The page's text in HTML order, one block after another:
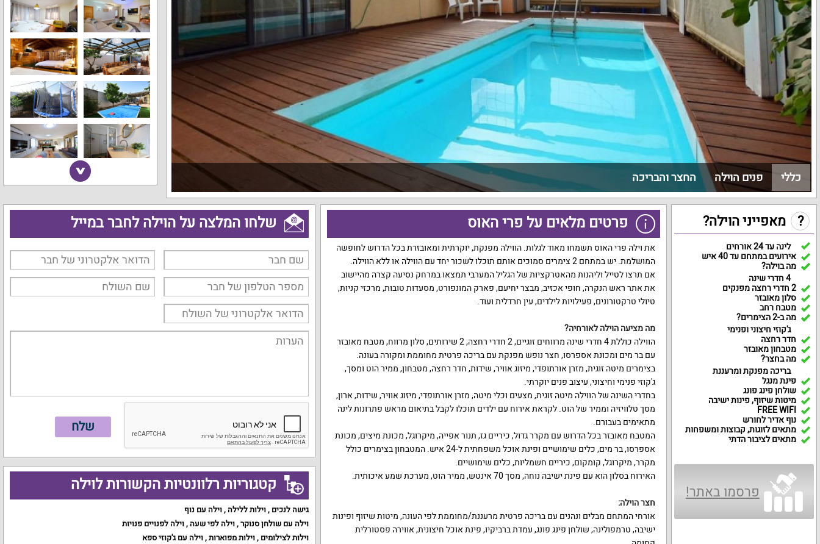
כללי פנים הוילה החצר והבריכה
? מאפייני הוילה?
לינה עד 24 אורחים
אירועים במתחם עד 40 איש
מה בוילה?
4 חדרי שינה
2 חדרי רחצה מפנקים
סלון מאובזר
מטבח רחב
מה ב-2 הצימרים?
ג'קוזי חיצוני ופנימי
חדר רחצה
מטבחון מאובזר
מה בחצר?
בריכה מפנקת ומרעננת
פינת מנגל
שולחן פינג פונג
מיטות שיזוף, פינות ישיבה
FREE WIFI
נוף אדיר לחורש
מתאים לזוגות, קבוצות ומשפחות
מתאים לציבור הדתי
פרסמו באתר!
פרטים מלאים על פרי האוס
את וילה פרי האוס תשמחו מאוד לגלות.הווילה מפנקת,יוקרתית ומאובזרת בכל הדרוש לחופשה
המושלמת.יש במתחם2 צימרים סמוכים אותם תוכלו לשכור יחד עם הווילה או ללא הווילה.
אם תרצו לטייל וליהנות מהאטרקציות של הגליל המערבי תמצאו במרחק נסיעה קצרה מהיישוב
את אתר ראש הנקרה,חופי אכזיב,מבצר יחיעם,פארק המונפורט,מסעדות טובות,מרכזי קניות,
טיולי טרקטורונים,פעילויות לילדים,עין חרדלית ועוד.
מה מציעה הוילה לאורחיה?
הווילה כוללת4 חדרי שינה מרווחים זוגיים, 2 חדרי רחצה, 2 שירותים,סלון מרווח,מטבח מאובזר
עם בר מים ומכונת אספרסו,חצר נופש מפנקת עם בריכה פרטית מחוממת ומקורה בעונה.
בצימרים מיטה זוגית,מזרן אורתופדי,מיזוג אוויר,שידות,חדר רחצה,מטבחון,ממיר הוט ומסך,
ג'קוזי פנימי וחיצוני,עיצוב פנים יוקרתי.
בחדרי השינה של הווילה מיטה זוגית,מצעים וכלי מיטה,מזרן אורתופדי,מיזוג אוויר,שידות,ארון,
מסך טלוויזיה וממיר של הוט.לקראת אירוח עם ילדים תוכלו לקבל בתיאום מראש פתרונות לינה
מתאימים בעבורם.
המטבח מאובזר בכל הדרוש עם מקרר גדול,כיריים גז,תנור אפייה,מיקרוגל,מכונת מיצים,מכונת
אספרסו,בר מים,כלים שימושיים ופינת אוכל משפחתית ל-24 איש.המטבחון בצימרים כולל
מקרר,מיקרוגל,קומקום,כיריים חשמליות,כלים שימושיים.
האירוח בסלון הוא עם פינת ישיבה נוחה,מסך70 אינטש,ממיר הוט,מערכת שמע איכותית.
חצר הוילה:
אורחי המתחם מבלים ונהנים עם בריכה פרטית מרעננת/מחוממת לפי העונה,מיטות שיזוף ופינות
ישיבה,טרמפולינה,שולחן פינג פונג,עמדת ברביקיו,פינת אוכל חיצונית,אווירה פסטורלית
שלחו המלצה על הוילה לחבר במייל
קטגוריות רלוונטיות הקשורות לוילה
גישה לנכים ,וילות ללילה ,וילה עם נוף
וילה עם שולחן סנוקר,וילה לפי שעה ,וילה לפנויים פנויות
וילות לצילומים ,וילות מפוארות,וילה עם ג'קוזי ספא